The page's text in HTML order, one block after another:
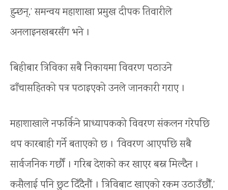
हुन्छन्,’ समन्वय महाशाखा प्रमुख दीपक तिवारीले
अनलाइनखबरसँग भने ।
बिहीबार त्रिविका सबै निकायमा विवरण पठाउने
ढाँचासहितको पत्र पठाइएको उनले जानकारी गराए ।
महाशाखाले नफर्किने प्राध्यापकको विवरण संकलन गरेपछि
थप कारबाही गर्ने बताएको छ । ‘विवरण आएपछि सबै
सार्वजनिक गर्छौं । गरिब देशको कर खाएर बस्न मिल्दैन ।
कसैलाई पनि छुट दिँदैनौं । त्रिविबाट खाएको रकम उठाउँछौँ,’